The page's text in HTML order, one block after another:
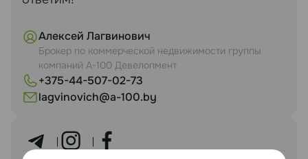
Алексей Лагвинович
Брокер по коммерческой недвижимости группы
компаний А-100 Девелопмент
+375-44-507-02-73
lagvinovich@a-100.by